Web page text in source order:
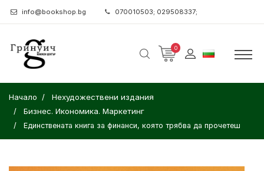
info@bookshop.bg 070010503; 029508337;
0
Начало
Нехудожествени издания
Бизнес. Икономика. Маркетинг
Единствената книга за финанси, която трябва да прочетеш